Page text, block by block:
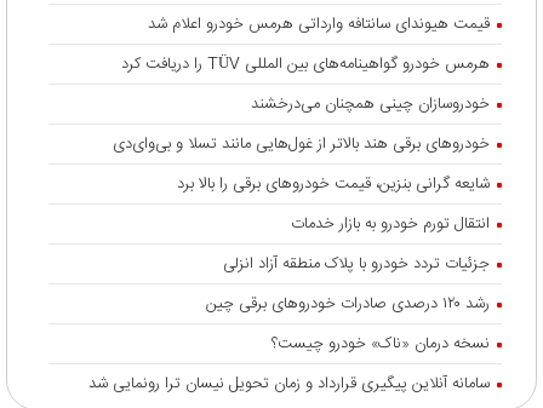
قیمت هیوندای سانتافه وارداتی هرمس خودرو اعلام شد
هرمس خودرو گواهینامه‌های بین المللی TÜV را دریافت کرد
خودروسازان چینی همچنان می‌درخشند
خودروهای برقی هند بالاتر از غول‌هایی مانند تسلا و بی‌وای‌دی
شایعه گرانی بنزین، قیمت خودروهای برقی را بالا برد
انتقال تورم خودرو به بازار خدمات
جزئیات تردد خودرو با پلاک منطقه آزاد انزلی
رشد ۱۲۰ درصدی صادرات خودروهای برقی چین
نسخه درمان «ناک» خودرو چیست؟
سامانه آنلاین پیگیری قرارداد‌ و زمان تحویل نیسان ترا رونمایی شد